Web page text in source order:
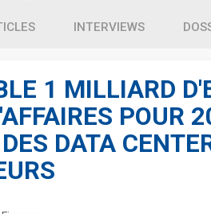
INTERVIEWS
1 MILLIARD
POUR
DATA